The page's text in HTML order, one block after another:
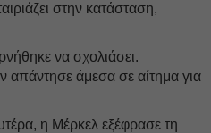
στην κατάσταση,
να σχολιάσει.
άμεσα σε αίτημα για
η Μέρκελ εξέφρασε τη